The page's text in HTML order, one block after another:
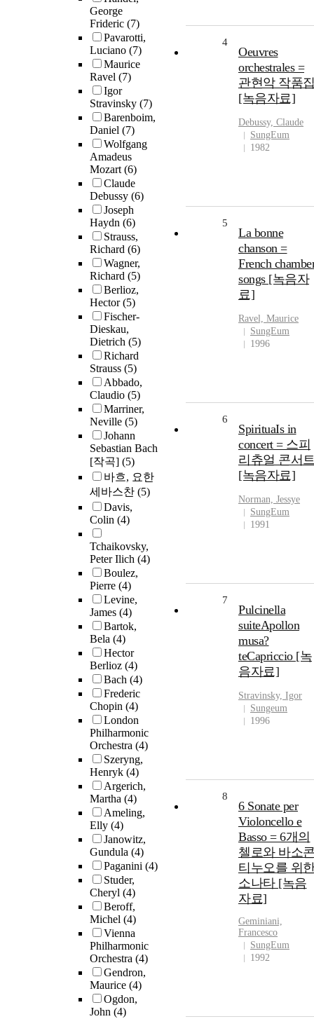
George
Frideric (7)
Pavarotti,
Luciano (7)
Maurice
Ravel (7)
Igor
Stravinsky (7)
Barenboim,
Daniel (7)
Wolfgang
Amadeus
Mozart(6)
Claude
Debussy (6)
Joseph
Haydn (6)
Strauss,
Richard (6)
Wagner,
Richard (5)
Berlioz,
Hector(5)
Fischer-
Dieskau,
Dietrich (5)
Richard
Strauss (5)
Abbado,
Claudio (5)
Marriner,
Neville (5)
Johann
Sebastian Bach
[작곡] (5)
바흐, 요한
세바스찬 (5)
Davis,
Colin (4)
Tchaikovsky,
Peter Ilich (4)
Boulez,
Pierre (4)
Levine,
James (4)
Bartok,
Bela (4)
Hector
Berlioz (4)
Bach (4)
Frederic
Chopin (4)
London
Philharmonic
Orchestra (4)
Szeryng,
Henryk (4)
Argerich,
Martha (4)
Ameling,
Elly (4)
Janowitz,
Gundula (4)
Paganini (4)
Studer,
Cheryl (4)
Beroff,
Michel (4)
Vienna
Philharmonic
Orchestra (4)
Gendron,
Maurice (4)
Ogdon,
John (4)
4
Oeuvres
orchestrales =
관현악 작품
[녹음자료]
Debussy, Claude
SungEum
1982
5
La bonne
chanson =
French
songs [녹음자
료]
Ravel, Maurice
SungEum
1996
6
SpirituaIs in
concert = 스피
리츄얼 콘서
[녹음자료]
Norman, Jessye
SungEum
1991
7
Pulcinella
suiteApollon
musa?
teCapriccio [녹
음자료]
Stravinsky, Igor
Sungeum
1996
8
6 Sonate per
Violoncello e
Basso = 6개의
첼로와 바소
티누오를 위
소나타 [녹음
자료]
Geminiani,
Francesco
SungEum
1992